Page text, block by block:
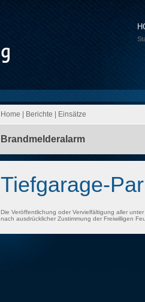
Home Berichte Einsätze
Brandmelderalarm
Tiefgarage-
Die Veröffentlichung oder Vervielfältigung aller
nach ausdrücklicher Zustimmung der Freiwilligen